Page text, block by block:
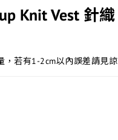
Knit Vest 針織
，若有1-2cm以內誤差請見諒